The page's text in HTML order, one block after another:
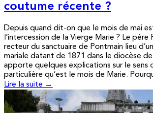
coutume récente ?
Depuis quand dit-on que le mois de mai
l’intercession de la Vierge Marie ? Le père
recteur du sanctuaire de Pontmain lieu
mariale datant de 1871 dans le diocèse de
apporte quelques explications sur le sens
particulière qu’est le mois de Marie.
Lire la suite →